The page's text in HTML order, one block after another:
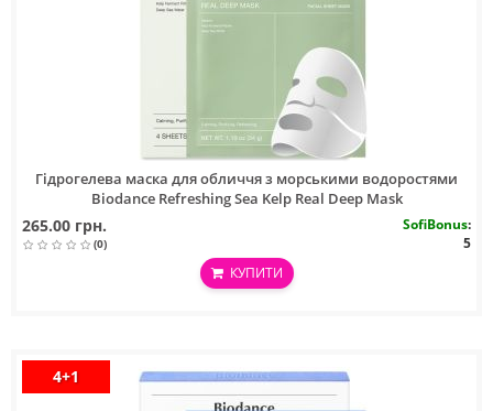
Гідрогелева маска для обличчя з морськими водоростями
Biodance Refreshing Sea Kelp Real Deep Mask
265.00 грн.
(0)
SofiBonus:
5
КУПИТИ
4+1